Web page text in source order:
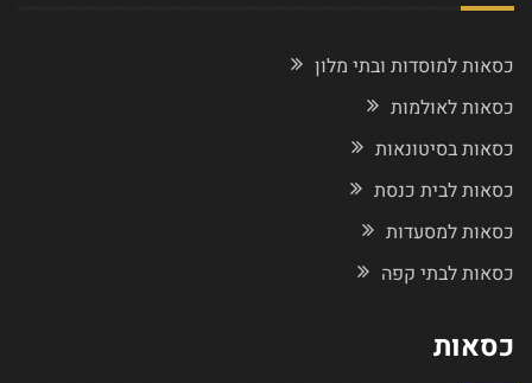
כסאות למוסדות ובתי מלון
כסאות לאולמות
כסאות בסיטונאות
כסאות לבית כנסת
כסאות למסעדות
כסאות לבתי קפה
כסאות